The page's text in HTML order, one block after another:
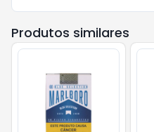
Produtos similares